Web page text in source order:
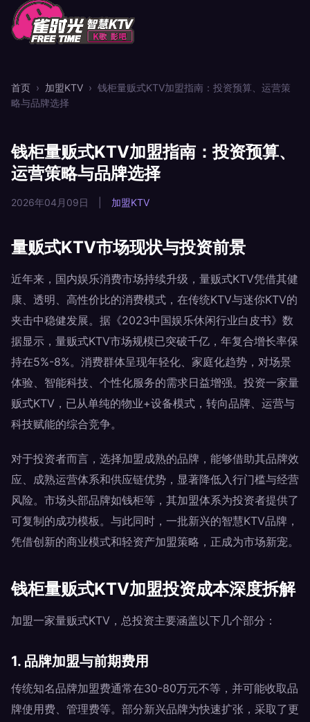
首页 › 加盟KTV › 钱柜量贩式KTV加盟指南：投资预算、运营策
略与品牌选择
钱柜量贩式KTV加盟指南：投资预算、
运营策略与品牌选择
2026年04月09日 加盟KTV
量贩式KTV市场现状与投资前景
近年来，国内娱乐消费市场持续升级，量贩式KTV凭借其健
康、透明、高性价比的消费模式，在传统KTV与迷你KTV的
夹击中稳健发展。据《2023中国娱乐休闲行业白皮书》数
据显示，量贩式KTV市场规模已突破千亿，年复合增长率保
持在5%-8%。消费群体呈现年轻化、家庭化趋势，对场景
体验、智能科技、个性化服务的需求日益增强。投资一家量
贩式KTV，已从单纯的物业+设备模式，转向品牌、运营与
科技赋能的综合竞争。
对于投资者而言，选择加盟成熟的品牌，能够借助其品牌效
应、成熟运营体系和供应链优势，显著降低入行门槛与经营
风险。市场头部品牌如钱柜等，其加盟体系为投资者提供了
可复制的成功模板。与此同时，一批新兴的智慧KTV品牌，
凭借创新的商业模式和轻资产加盟策略，正成为市场新宠。
钱柜量贩式KTV加盟投资成本深度拆解
加盟一家量贩式KTV，总投资主要涵盖以下几个部分：
1. 品牌加盟与前期费用
传统知名品牌加盟费通常在30-80万元不等，并可能收取品
牌使用费、管理费等。部分新兴品牌为快速扩张，采取了更